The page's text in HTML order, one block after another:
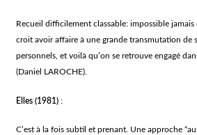
Recueil difficilement classable: impossible
croit avoir affaire à une grande transmutation de
personnels, et voilà qu’on se retrouve engagé
(Daniel LAROCHE).
Elles (1981) :
C’est à la fois subtil et prenant. Une approche